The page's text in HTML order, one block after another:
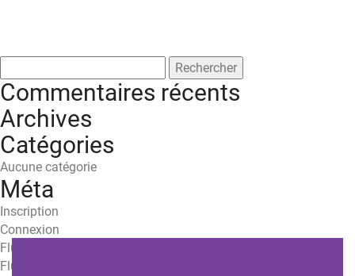
Commentaires récents
Archives
Catégories
Aucune catégorie
Méta
Inscription
Connexion
Flux des publications
Flux des commentaires